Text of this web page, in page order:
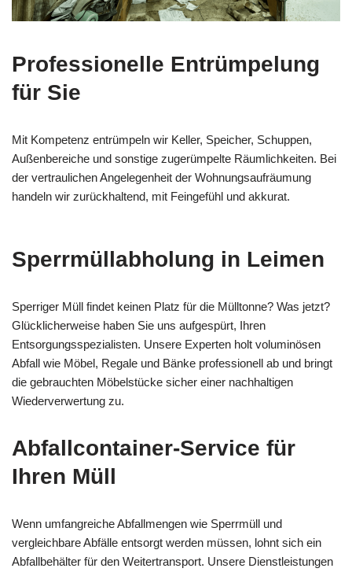
Professionelle Entrümpelung
für Sie
Mit Kompetenz entrümpeln wir Keller, Speicher, Schuppen,
Außenbereiche und sonstige zugerümpelte Räumlichkeiten. Bei
der vertraulichen Angelegenheit der Wohnungsaufräumung
handeln wir zurückhaltend, mit Feingefühl und akkurat.
Sperrmüllabholung in Leimen
Sperriger Müll findet keinen Platz für die Mülltonne? Was jetzt?
Glücklicherweise haben Sie uns aufgespürt, Ihren
Entsorgungsspezialisten. Unsere Experten holt voluminösen
Abfall wie Möbel, Regale und Bänke professionell ab und bringt
die gebrauchten Möbelstücke sicher einer nachhaltigen
Wiederverwertung zu.
Abfallcontainer-Service für
Ihren Müll
Wenn umfangreiche Abfallmengen wie Sperrmüll und
vergleichbare Abfälle entsorgt werden müssen, lohnt sich ein
Abfallbehälter für den Weitertransport. Unsere Dienstleistungen